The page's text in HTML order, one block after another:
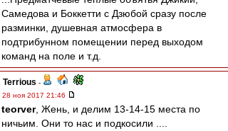
Самедова и Боккетти с Дзюбой сразу после
разминки, душевная атмосфера в
подтрибунном помещении перед выходом
команд на поле и т.д.
Terrious -
28 ноя 2017 21:46
teorver, Жень, и делим 13-14-15 места по
ничьим. Они то нас и подкосили ....